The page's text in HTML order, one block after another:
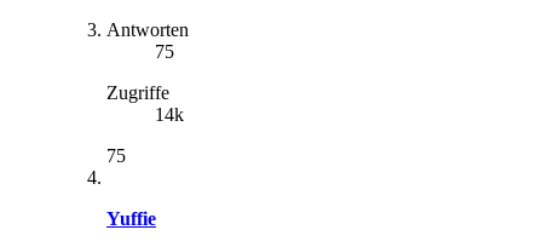
Antworten
75
Zugriffe
14k
75
Yuffie